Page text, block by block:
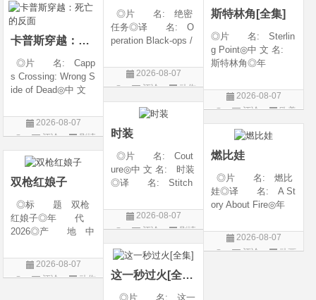
言 英语◎上映日
◎片 名: 绝密
任务◎译 名: O
peration Black-ops /
&amp;middot;绝密任
务◎年 代: 202
大陆◎类 别:
动作 / 战争 / 犯
2026-08-07
评论
动作
片
斯特林角[全集]
◎片 名: Sterlin
g Point◎中 文 名:
斯特林角◎年
地: 美国◎类
别: 剧情◎语
期: 2026-08-05(美
国)◎IMDb评分: 6
2026-08-07
评论
欧美
剧
卡普斯穿越：死亡的反面
◎片 名: Capp
s Crossing: Wrong S
ide of Dead◎中 文
死亡的反面◎年
代: 2026◎产
别: 剧情 / 悬疑 / 惊
悚 / 犯罪◎语
2026-08-07
评论
剧情
片
时装
◎片 名: Cout
ure◎中 文 名: 时装
◎译 名: Stitch
(台)◎年 代: 20
25◎产 地: 法
剧情◎语 言:
法语 /
2026-08-07
评论
剧情
片
燃比娃
◎片 名: 燃比
娃◎译 名: A St
ory About Fire◎年
地: 中国大陆◎
类 别: 动画 / 奇
2026-08-07
评论
动画
双枪红娘子
◎标 题 双枪
红娘子◎年 代
2026◎产 地 中
剧情 / 动作 / 战争◎
上映日期 2026-08-
2026-08-07
评论
动作
这一秒过火[全集]
◎片 名: 这一